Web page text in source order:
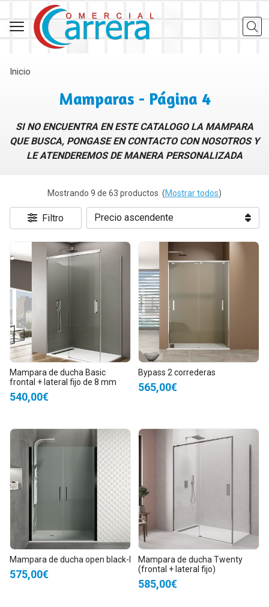
Inicio
Mamparas - Página 4
SI NO ENCUENTRA EN ESTE CATALOGO LA MAMPARA
QUE BUSCA, PONGASE EN CONTACTO CON NOSOTROS Y
LE ATENDEREMOS DE MANERA PERSONALIZADA
Mostrando 9 de 63 productos (Mostrar todos)
Filtro
Mampara de ducha Basic
frontal + lateral fijo de 8 mm
540,00€
Bypass 2 correderas
565,00€
Mampara de ducha open black-I
575,00€
Mampara de ducha Twenty
(frontal + lateral fijo)
585,00€